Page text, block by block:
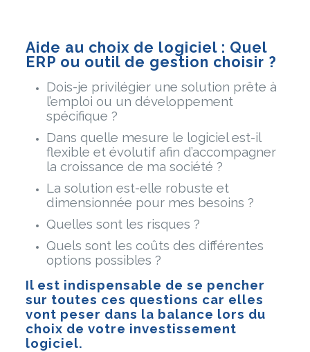
Aide au choix de logiciel : Quel
ERP ou outil de gestion choisir ?
Dois-je privilégier une solution prête à
l’emploi ou un développement
spécifique ?
Dans quelle mesure le logiciel est-il
flexible et évolutif afin d’accompagner
la croissance de ma société ?
La solution est-elle robuste et
dimensionnée pour mes besoins ?
Quelles sont les risques ?
Quels sont les coûts des différentes
options possibles ?
Il est indispensable de se pencher
sur toutes ces questions car elles
vont peser dans la balance lors du
choix de votre investissement
logiciel.